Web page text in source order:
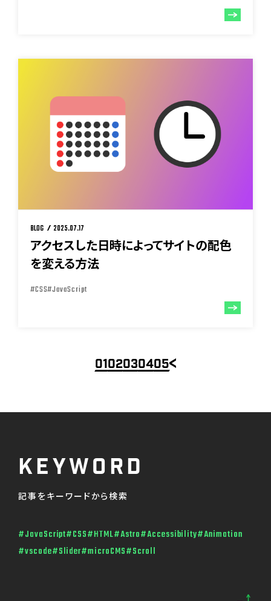
BLOG 2025.07.17
アクセスした日時によってサイトの配色
を変える方法
#CSS#JavaScript
0102030405
Keyword
記事をキーワードから検索
#JavaScript#CSS#HTML#Astro#Accessibility#Animation
#vscode#Slider#microCMS#Scroll